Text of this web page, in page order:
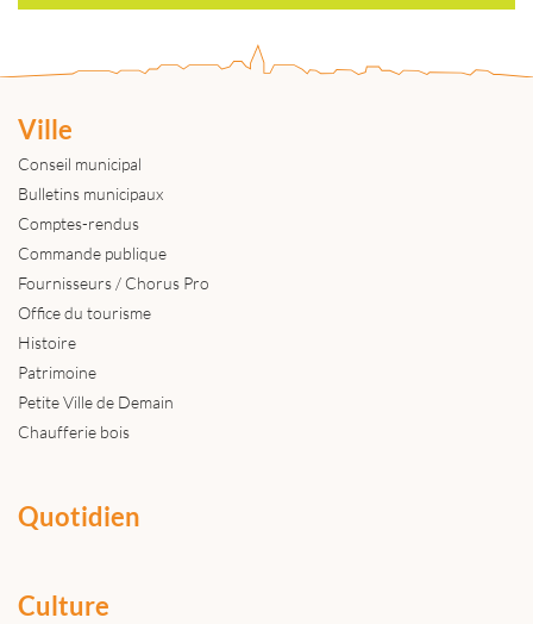
Ville
Conseil municipal
Bulletins municipaux
Comptes-rendus
Commande publique
Fournisseurs / Chorus Pro
Office du tourisme
Histoire
Patrimoine
Petite Ville de Demain
Chaufferie bois
Quotidien
Culture